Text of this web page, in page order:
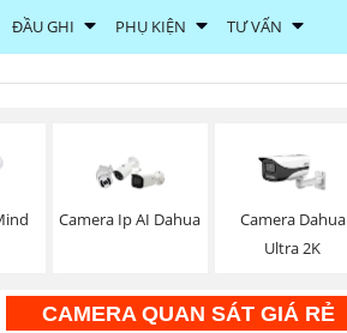
ĐẦU GHI PHỤ KIỆN TƯ VẤN
Camera Ip AI Dahua
Camera Dahua
Ultra 2K
CAMERA QUAN SÁT GIÁ RẺ